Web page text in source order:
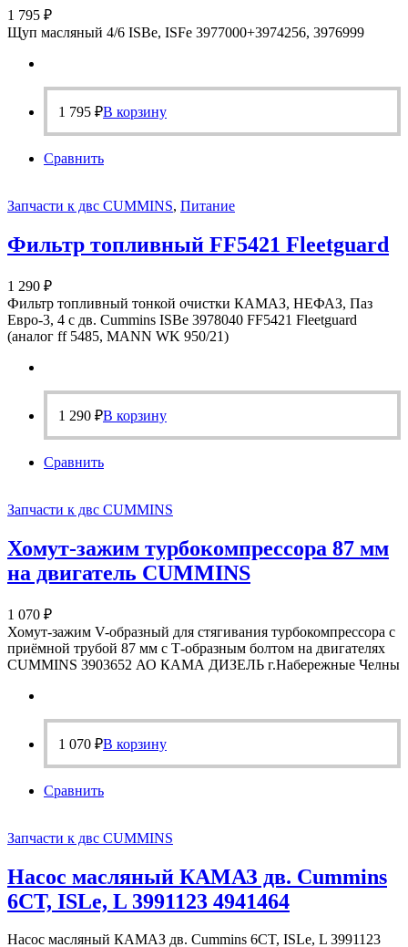
1 795 ₽
Щуп масляный 4/6 ISBe, ISFe 3977000+3974256, 3976999
1 795 ₽В корзину
Сравнить
Запчасти к двс CUMMINS, Питание
Фильтр топливный FF5421 Fleetguard
1 290 ₽
Фильтр топливный тонкой очистки КАМАЗ, НЕФАЗ, Паз
Евро-3, 4 с дв. Cummins ISBe 3978040 FF5421 Fleetguard
(аналог ff 5485, MANN WK 950/21)
1 290 ₽В корзину
Сравнить
Запчасти к двс CUMMINS
Хомут-зажим турбокомпрессора 87 мм
на двигатель CUMMINS
1 070 ₽
Хомут-зажим V-образный для стягивания турбокомпрессора с
приёмной трубой 87 мм с Т-образным болтом на двигателях
CUMMINS 3903652 АО КАМА ДИЗЕЛЬ г.Набережные Челны
1 070 ₽В корзину
Сравнить
Запчасти к двс CUMMINS
Насос масляный КАМАЗ дв. Cummins
6CT, ISLe, L 3991123 4941464
Насос масляный КАМАЗ дв. Cummins 6CT, ISLe, L 3991123